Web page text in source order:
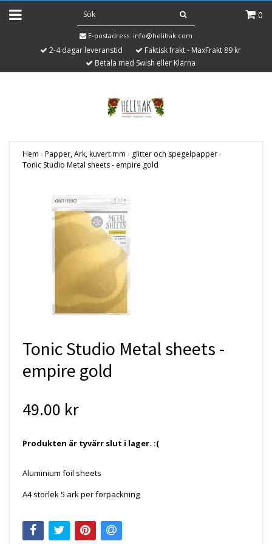
0
E-postadress: info@helihak.com
2-4 dagar leveranstid
Faktisk frakt - MaxFrakt 89 kr
Betala med Swish eller Klarna
Hem › Papper, Ark, kuvert mm › glitter och spegelpapper›
Tonic Studio Metal sheets - empire gold
Tonic Studio Metal sheets -
empire gold
49.00 kr
Produkten är tyvärr slut i lager. :(
Aluminium foil sheets
A4 storlek 5 ark per förpackning